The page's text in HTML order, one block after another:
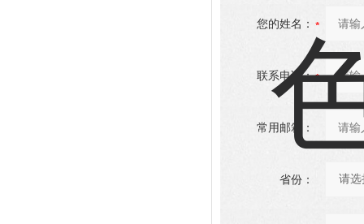
您的姓名：
联系电话：
常用邮箱：
省份：